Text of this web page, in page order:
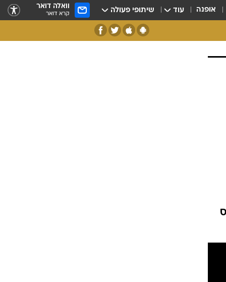
אופנה עוד שיתופי פעולה וואלה דואר
קרא דואר